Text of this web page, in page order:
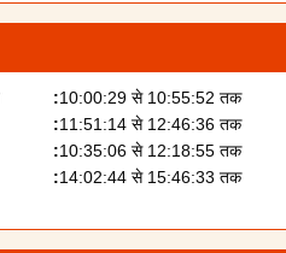
10:00:29 से 10:55:52 तक
11:51:14 से 12:46:36 तक
10:35:06 से 12:18:55 तक
14:02:44 से 15:46:33 तक